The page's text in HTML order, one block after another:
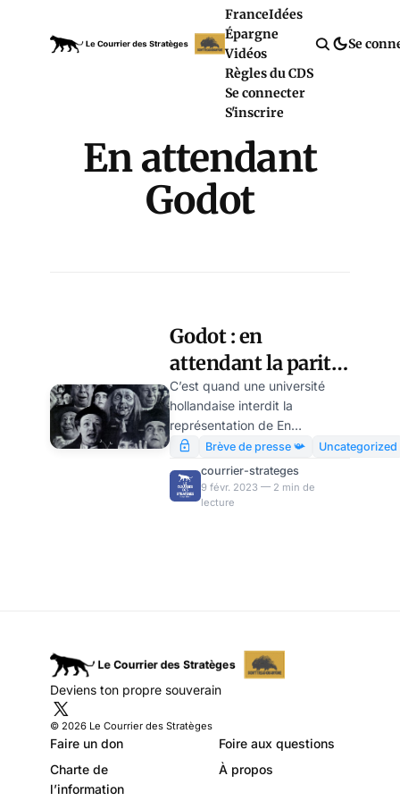
FranceIdées
Épargne
Vidéos
Règles du CDS
Se connecter
S'inscrire
Se
En attendant
Godot
Godot : en
attendant la parité,
par Modeste
Schwartz
C’est quand une université
hollandaise interdit la
représentation de En
attendant Godot de Samuel
Beckett « pour manque de
parité » qu’on réalise de quoi
le féminisme occidental est
Brève de presse 📯
Uncategorized
courrier-strateges
9 févr. 2023 — 2 min de
lecture
Deviens ton propre souverain
© 2026 Le Courrier des Stratèges
Faire un don
Foire aux questions
Charte de
l’information
À propos